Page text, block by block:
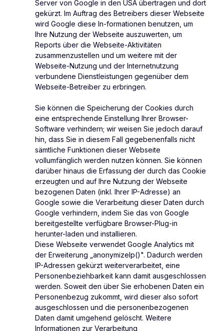
Server von Google in den USA übertragen und dort
gekürzt. Im Auftrag des Betreibers dieser Webseite
wird Google diese In-formationen benutzen, um
Ihre Nutzung der Webseite auszuwerten, um
Reports über die Webseite-Aktivitäten
zusammenzustellen und um weitere mit der
Webseite-Nutzung und der Internetnutzung
verbundene Dienstleistungen gegenüber dem
Webseite-Betreiber zu erbringen.
Sie können die Speicherung der Cookies durch
eine entsprechende Einstellung Ihrer Browser-
Software verhindern; wir weisen Sie jedoch darauf
hin, dass Sie in diesem Fall gegebenenfalls nicht
sämtliche Funktionen dieser Webseite
vollumfänglich werden nutzen können. Sie können
darüber hinaus die Erfassung der durch das Cookie
erzeugten und auf Ihre Nutzung der Webseite
bezogenen Daten (inkl. Ihrer IP-Adresse) an
Google sowie die Verarbeitung dieser Daten durch
Google verhindern, indem Sie das von Google
bereitgestellte verfügbare Browser-Plug-in
herunter-laden und installieren.
Diese Webseite verwendet Google Analytics mit
der Erweiterung „anonymizeIp()". Dadurch werden
IP-Adressen gekürzt weiterverarbeitet, eine
Personenbeziehbarkeit kann damit ausgeschlossen
werden. Soweit den über Sie erhobenen Daten ein
Personenbezug zukommt, wird dieser also sofort
ausgeschlossen und die personenbezogenen
Daten damit umgehend gelöscht. Weitere
Informationen zur Verarbeitung